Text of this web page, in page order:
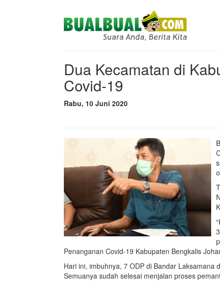
Dua Kecamatan di
Covid-19
Rabu, 10 Juni 2020
Penanganan Covid-19 Kabupaten Bengkalis
Hari ini, imbuhnya, 7 ODP di Bandar Laksamana
Semuanya sudah selesai menjalan proses